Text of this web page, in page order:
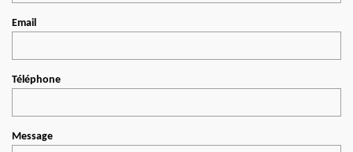
Email
Téléphone
Message